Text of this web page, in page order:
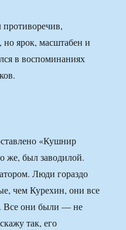
но ярок, масштабен и
в воспоминаниях
«Кушнир
же, был заводилой.
Люди гораздо
чем Курехин, они все
Все они были — не
так, его